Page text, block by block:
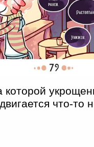
которой
что-то